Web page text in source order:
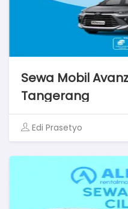
Sewa Mobil
Tangerang
Edi Prasetyo